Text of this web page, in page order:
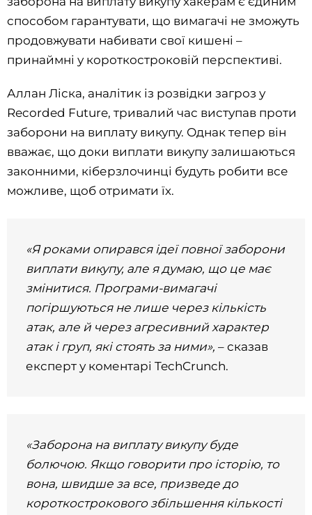
способом гарантувати, що вимагачі не зможуть
продовжувати набивати свої кишені –
принаймні у короткостроковій перспективі.
Аллан Ліска, аналітик із розвідки загроз у
Recorded Future, тривалий час виступав проти
заборони на виплату викупу. Однак тепер він
вважає, що доки виплати викупу залишаються
законними, кіберзлочинці будуть робити все
можливе, щоб отримати їх.
«Я роками опирався ідеї повної заборони
виплати викупу, але я думаю, що це має
змінитися. Програми-вимагачі
погіршуються не лише через кількість
атак, але й через агресивний характер
атак і груп, які стоять за ними», – сказав
експерт у коментарі TechCrunch.
«Заборона на виплату викупу буде
болючою. Якщо говорити про історію, то
вона, швидше за все, призведе до
короткострокового збільшення кількості